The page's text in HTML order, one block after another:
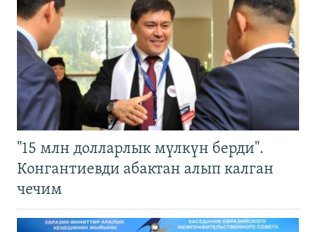
"15 млн долларлык мүлкүн берди".
Конгантиевди абактан алып калган
чечим